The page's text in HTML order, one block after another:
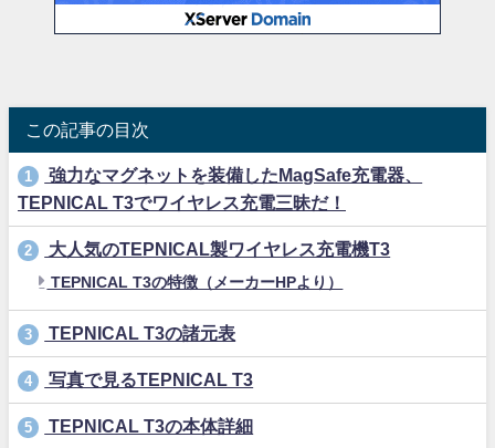
この記事の目次
1
強力なマグネットを装備したMagSafe充電器、
TEPNICAL T3でワイヤレス充電三昧だ！
2 大人気のTEPNICAL製ワイヤレス充電機T3
TEPNICAL T3の特徴（メーカーHPより）
3 TEPNICAL T3の諸元表
4 写真で見るTEPNICAL T3
5 TEPNICAL T3の本体詳細